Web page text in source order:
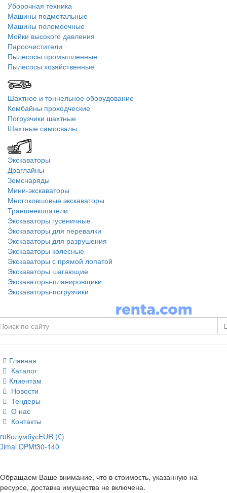
Уборочная техника
Машины подметальные
Машины поломоечные
Мойки высокого давления
Пароочистители
Пылесосы промышленные
Пылесосы хозяйственные
Шахтное и тоннельное оборудование
Комбайны проходческие
Погрузчики шахтные
Шахтные самосвалы
Экскаваторы
Драглайны
Земснаряды
Мини-экскаваторы
Многоковшовые экскаваторы
Траншеекопатели
Экскаваторы гусеничные
Экскаваторы для перевалки
Экскаваторы для разрушения
Экскаваторы колесные
Экскаваторы с прямой лопатой
Экскаваторы шагающие
Экскаваторы-планировщики
Экскаваторы-погрузчики
Главная
Каталог
Клиентам
Новости
Тендеры
О нас
Контакты
ruКолумбусEUR (€)
DPMt30-140
Обращаем Ваше внимание, что в стоимость, указанную на
ресурсе, доставка имущества не включена.